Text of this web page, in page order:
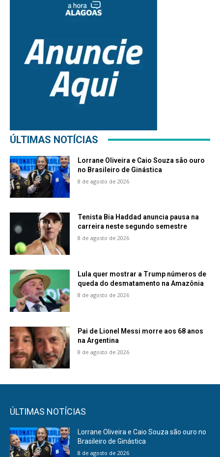
ÚLTIMAS NOTÍCIAS
Lorrane Oliveira e Caio Souza são ouro
no Brasileiro de Ginástica
8 de agosto de 2026
Tenista Bia Haddad anuncia pausa na
carreira neste segundo semestre
8 de agosto de 2026
Lula quer mostrar a Trump números de
queda do desmatamento na Amazônia
8 de agosto de 2026
Pai de Lionel Messi morre aos 68 anos
na Argentina
8 de agosto de 2026
ÚLTIMAS NOTÍCIAS
Lorrane Oliveira e Caio Souza são ouro no
Brasileiro de Ginástica
8 de agosto de 2026